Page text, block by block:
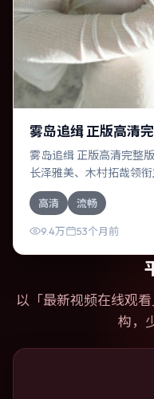
雾岛追缉 正版高清
雾岛追缉 正版高清完整版
长泽雅美、木村拓哉领
绎。本片为悬疑类型，
多年的兄妹在边境小镇
紧凑，人物动机清晰，
高清 流畅
9.4万 53个月前
以「最新视频在线观看
构，